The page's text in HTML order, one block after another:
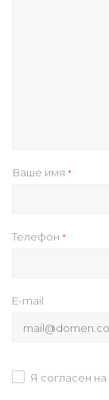
Ваше имя *
Телефон *
E-mail
Я согласен на